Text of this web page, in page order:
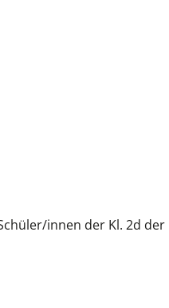
innen der Kl. 2d